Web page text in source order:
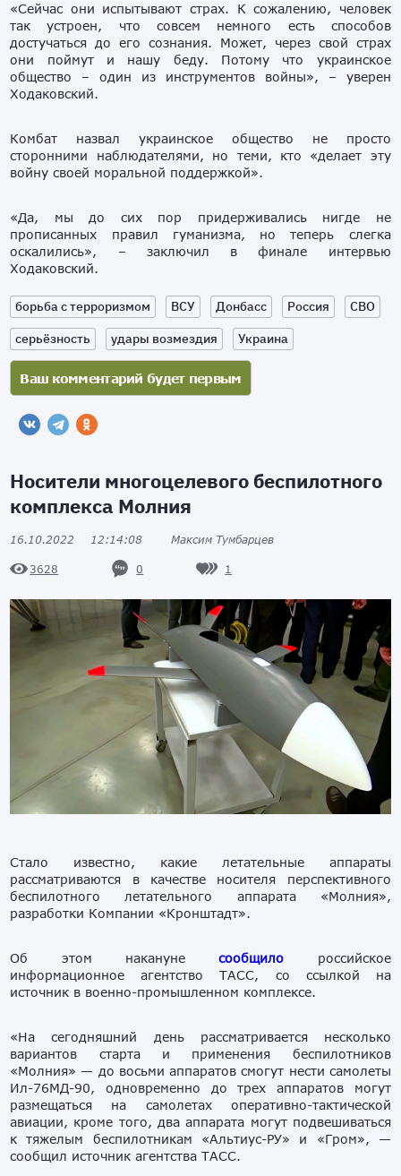
«Сейчас они испытывают страх. К сожалению, человек
так устроен, что совсем немного есть способов
достучаться до его сознания. Может, через свой страх
они поймут и нашу беду. Потому что украинское
общество – один из инструментов войны», – уверен
Ходаковский.
Комбат назвал украинское общество не просто
сторонними наблюдателями, но теми, кто «делает эту
войну своей моральной поддержкой».
«Да, мы до сих пор придерживались нигде не
прописанных правил гуманизма, но теперь слегка
оскалились», – заключил в финале интервью
Ходаковский.
борьба с терроризмом ВСУ Донбасс Россия
СВО
серьёзность
удары возмездия Украина
Носители многоцелевого беспилотного
комплекса Молния
16.10.2022 12:14:08 Максим Тумбарцев
3628 0 1
Стало известно, какие летательные аппараты
рассматриваются в качестве носителя перспективного
беспилотного летательного аппарата «Молния»,
разработки Компании «Кронштадт».
Об этом наканунесообщило российское
информационное агентство ТАСС, со ссылкой на
источник в военно-промышленном комплексе.
«На сегодняшний день рассматривается несколько
вариантов старта и применения беспилотников
«Молния» — до восьми аппаратов смогут нести самолеты
Ил-76МД-90, одновременно до трех аппаратов могут
размещаться на самолетах оперативно-тактической
авиации, кроме того, два аппарата могут подвешиваться
к тяжелым беспилотникам «Альтиус-РУ» и «Гром», —
сообщил источник агентства ТАСС.